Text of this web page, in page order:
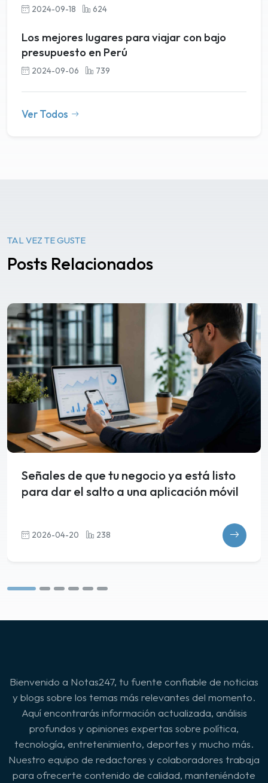
2024-09-18 624
Los mejores lugares para viajar con bajo
presupuesto en Perú
2024-09-06 739
Ver Todos
TAL VEZ TE GUSTE
Posts Relacionados
Señales de que tu negocio ya está listo
para dar el salto a una aplicación móvil
2026-04-20 238
Bienvenido a Notas247, tu fuente confiable de noticias
y blogs sobre los temas más relevantes del momento.
Aquí encontrarás información actualizada, análisis
profundos y opiniones expertas sobre política,
tecnología, entretenimiento, deportes y mucho más.
Nuestro equipo de redactores y colaboradores trabaja
para ofrecerte contenido de calidad, manteniéndote